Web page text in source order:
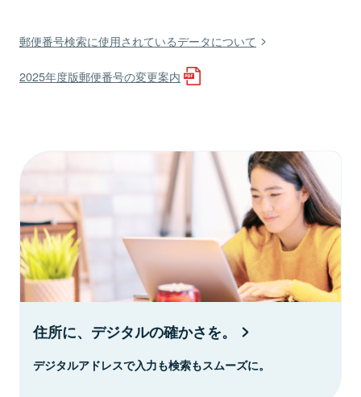
郵便番号検索に使用されているデータについて
2025年度版郵便番号の変更案内
住所に、デジタルの確かさを。
デジタルアドレスで入力も検索もスムーズに。